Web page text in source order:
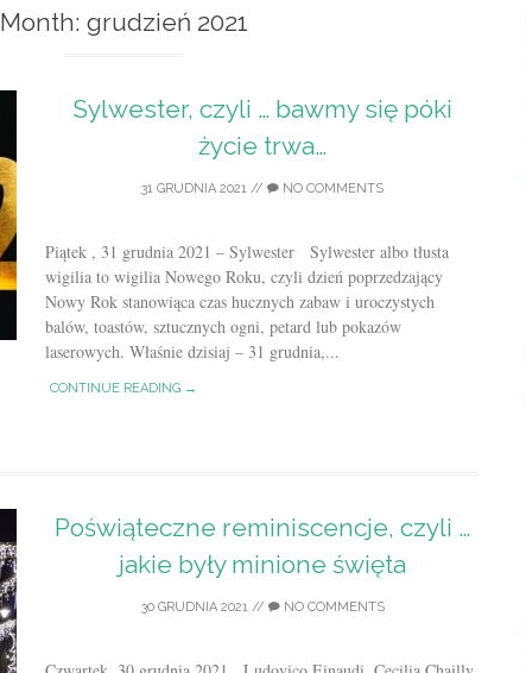
Month: grudzień 2021
Sylwester, czyli … bawmy się póki
życie trwa…
31 GRUDNIA 2021 // NO COMMENTS
Piątek , 31 grudnia 2021 – Sylwester Sylwester albo tłusta
wigilia to wigilia Nowego Roku, czyli dzień poprzedzający
Nowy Rok stanowiąca czas hucznych zabaw i uroczystych
balów, toastów, sztucznych ogni, petard lub pokazów
laserowych. Właśnie dzisiaj – 31 grudnia,...
CONTINUE READING →
Poświąteczne reminiscencje, czyli …
jakie były minione święta
30 GRUDNIA 2021// NO COMMENTS